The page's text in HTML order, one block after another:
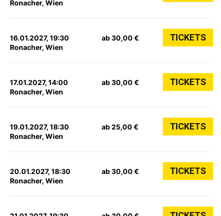
Ronacher, Wien
16.01.2027, 19:30
Ronacher, Wien
ab 30,00 € TICKETS
17.01.2027, 14:00
Ronacher, Wien
ab 30,00 € TICKETS
19.01.2027, 18:30
Ronacher, Wien
ab 25,00 € TICKETS
20.01.2027, 18:30
Ronacher, Wien
ab 30,00 € TICKETS